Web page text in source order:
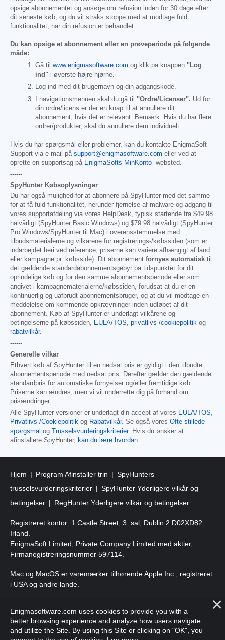
opsige abonnementet og ansøge om refusion inden for 30 dage efter
dit seneste køb, og du vil straks stoppe med at modtage fuld
funktionalitet, når din refusion er behandlet.
Du kan opsige et abonnement eller en prøveperiode på følgende
måde:
Gå til www.enigmasoftware.com og klik på knappen "Log
ind" i øverste højre hjørne.
Log ind med dit brugernavn og din adgangskode.
I navigationsmenuen skal du gå til "Ordre/Licenser". Ud for
din ordre/licens er der en knap til at annullere dit
abonnement, hvis det er relevant. Bemærk: Hvis du har flere
ordrer/produkter, skal du annullere dem individuelt.
Hvis du har spørgsmål eller problemer, kan du kontakte EnigmaSoft
Support via e-mail på support@enigmasoftware.com eller ved at
oprette en supportsag på EnigmaSofts MinKonto- websted.
------
SpyHunter Købsoplysninger
Du har også mulighed for at abonnere på SpyHunter med det samme
for at få fuld funktionalitet, herunder fjernelse af malware og adgang til
vores supportafdeling via vores HelpDesk, typisk startende fra $49.98
halvårligt (SpyHunter Basic Windows) og $79.98 halvårligt (SpyHunter
Pro Windows/SpyHunter til Mac) i overensstemmelse med
tilbudsmaterialerne og vilkårene for registrerings-/købssiden (som er
indarbejdet heri ved reference; priserne kan variere afhængigt af land
eller kampagne pr. købsside). Dit abonnement fornyes automatisk til
det gældende standardabonnementsgebyr på tidspunktet for dit
oprindelige køb og for den samme abonnementsperiode eller som
angivet i kampagnematerialerne/købssiden, forudsat at du er en
kontinuerlig og uafbrudt abonnementsbruger, og at du vil modtage en
meddelelse om kommende opkrævninger inden udløbet af dit
abonnement. Køb af SpyHunter er underlagt vilkårene og
betingelserne på købssiden,
EULA/TOS privatlivs-/cookiepolitik og
rabatvilkår.
------
Generelle vilkår
Ethvert køb af SpyHunter til en nedsat pris er gyldigt i den tilbudte
abonnementsperiode med nedsat pris. Derefter gælder den gældende
standardpris for automatiske fornyelser og/eller fremtidige køb.
Priserne kan ændres, men vi vil underrette dig på forhånd om
prisændringer.
Alle SpyHunter-versioner er underlagt din accept af vores EULA/TOS
Privatlivs-/Cookiepolitik og Rabatvilkår. Se også vores Ofte stillede
spørgsmål og Trusselsvurderingskriterier. Hvis du ønsker at
afinstallere SpyHunter,
kan du lære hvordan
Hjem Program Afinstaller trin
SpyHunters
trusselsvurderingskriterier
SpyHunter Yderligere vilkår og
betingelser
RegHunter Yderligere vilkår og betingelser
Registreret kontor: 1 Castle Street, 3. sal, Dublin 2 D02XD82
Irland.
EnigmaSoft Limited, Private Company Limited med aktier,
Firmanegistreringsnummer 597114.
Mac og MacOS er varemærker tilhørende Apple Inc., registreret
i USA og andre lande.
forbeholdes.
Enigmasoftware.com uses cookies to provide you with a
better browsing experience and analyze how users navigate
and utilize the Site. By using this Site or clicking on "OK", you